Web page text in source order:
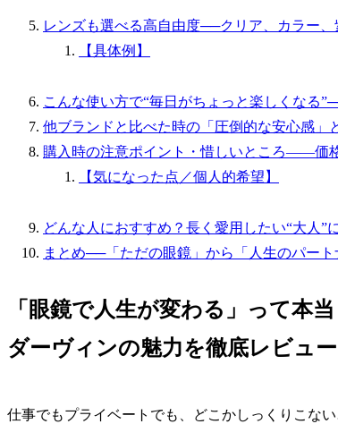
レンズも選べる高自由度──クリア、カラー
【具体例】
こんな使い方で“毎日がちょっと楽しくなる
他ブランドと比べた時の「圧倒的な安心感」
購入時の注意ポイント・惜しいところ――価
【気になった点／個人的希望】
どんな人におすすめ？長く愛用したい“大人”
まとめ──「ただの眼鏡」から「人生のパー
「眼鏡で人生が変わる」って本
ダーヴィンの魅力を徹底レビュー
仕事でもプライベートでも、どこかしっくりこな